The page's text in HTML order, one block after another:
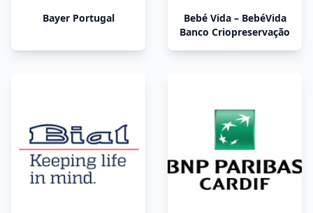
Bayer Portugal
Bebé Vida – BebéVida
Banco Criopreservação